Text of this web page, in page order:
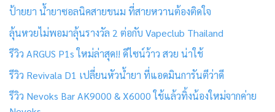
ป้ายยา น้ำยาซอลนิคสายขนม ที่สายหวานต้องติดใจ
ลุ้นหวยไม่พอมาลุ้นรางวัล 2 ต่อกับ Vapeclub Thailand
รีวิว ARGUS P1s ใหม่ล่าสุด!! ดีไซน์ว้าว สวย น่าใช้
รีวิว Revivala D1 เปลี่ยนหัวน้ำยา ที่แอดมินการันตีว่าดี
รีวิว Nevoks Bar AK9000 & X6000 ใช้แล้วทิ้งน้องใหม่จากค่าย